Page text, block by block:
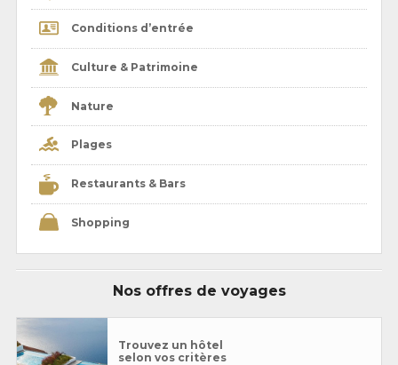
Conditions d’entrée
Culture & Patrimoine
Nature
Plages
Restaurants & Bars
Shopping
Nos offres de voyages
Trouvez un hôtel
selon vos critères